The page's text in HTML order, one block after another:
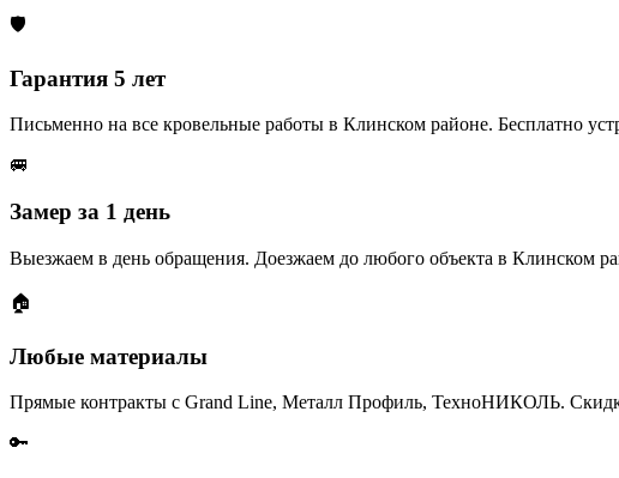
🛡️
Гарантия 5 лет
Письменно на все кровельные работы в Клинском районе. Бесплатно
🚐
Замер за 1 день
Выезжаем в день обращения. Доезжаем до любого объекта в Клинском
🏠
Любые материалы
Прямые контракты с Grand Line, Металл Профиль, ТехноНИКОЛЬ.
🔑